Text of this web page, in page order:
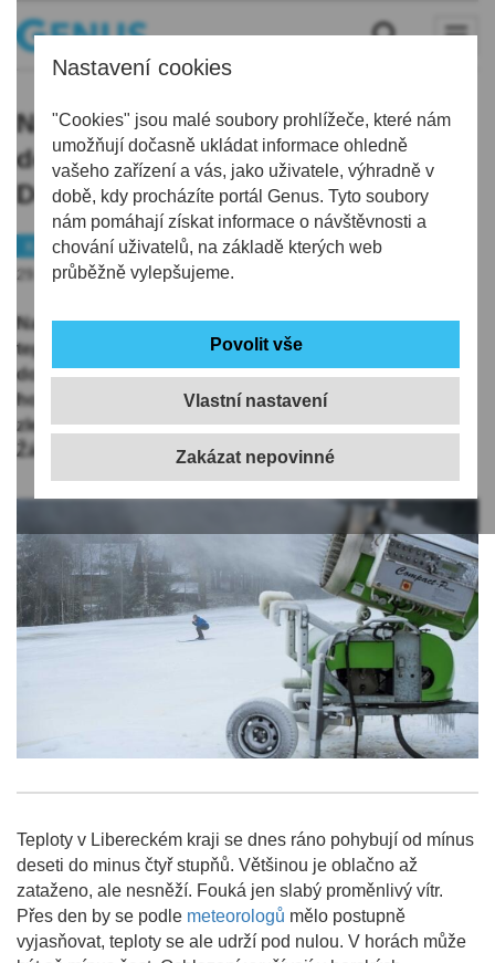
Nastavení cookies
"Cookies" jsou malé soubory prohlížeče, které nám
umožňují dočasně ukládat informace ohledně
vašeho zařízení a vás, jako uživatele, výhradně v
době, kdy procházíte portál Genus. Tyto soubory
nám pomáhají získat informace o návštěvnosti a
chování uživatelů, na základě kterých web
průběžně vylepšujeme.
Vlastní nastavení
Na severu Čech mrzne, silničáři
doporučují zvýšenou opatrnost.
Děla jedou naplno
Kraj
29.12.2019 | 8:43
Na severu Čech mrzne, v Krkonoších klesly ráno
teploty až k minus deseti stupňům Celsia. Silničáři
doporučují opatrnost. Hlavní tahy jsou sice většinou
holé a vlhké, na silnicích nižších tříd ale zůstala
zledovatělá vrstva ujetého sněhu a mohou klouzat.
Žádné problémy na silnicích ale zatím hlášeny nejsou.
Teploty v Libereckém kraji se dnes ráno pohybují od mínus
deseti do minus čtyř stupňů. Většinou je oblačno až
zataženo, ale nesněží. Fouká jen slabý proměnlivý vítr.
Přes den by se podle meteorologů mělo postupně
vyjasňovat, teploty se ale udrží pod nulou. V horách může